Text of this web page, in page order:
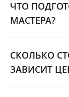
ЧТО
МАСТЕРА?
СКОЛЬКО
ЗАВИСИТ